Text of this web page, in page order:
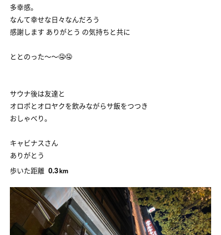
多幸感。
なんて幸せな日々なんだろう
感謝します ありがとう の気持ちと共に
ととのった〜〜🤤🤤
サウナ後は友達と
オロポとオロヤクを飲みながらサ飯をつつき
おしゃべり。
キャビナスさん
ありがとう
歩いた距離 0.3km